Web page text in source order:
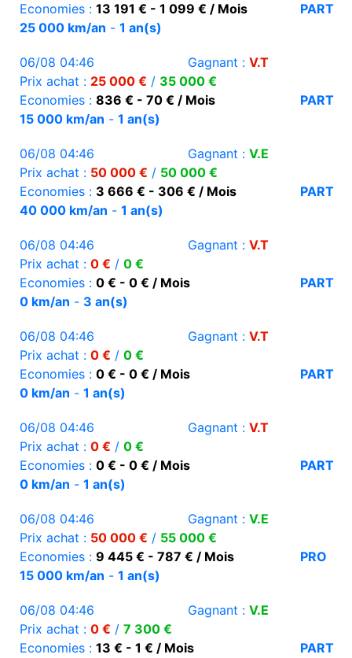
Economies : 13 191 € - 1 099 € / Mois
PART
25 000 km/an - 1 an(s)
06/08 04:46 Gagnant : V.T
Prix achat : 25 000 € / 35 000 €
Economies : 836 € - 70 € / Mois
PART
15 000 km/an - 1 an(s)
06/08 04:46 Gagnant : V.E
Prix achat : 50 000 € / 50 000 €
Economies : 3 666 € - 306 € / Mois
PART
40 000 km/an - 1 an(s)
06/08 04:46 Gagnant : V.T
Prix achat : 0 € / 0 €
Economies : 0 € - 0 € / Mois
PART
0 km/an - 3 an(s)
06/08 04:46 Gagnant : V.T
Prix achat : 0 € / 0 €
Economies : 0 € - 0 € / Mois
PART
0 km/an - 1 an(s)
06/08 04:46 Gagnant : V.T
Prix achat : 0 € / 0 €
Economies : 0 € - 0 € / Mois
PART
0 km/an - 1 an(s)
06/08 04:46 Gagnant : V.E
Prix achat : 50 000 € / 55 000 €
Economies : 9 445 € - 787 € / Mois
PRO
15 000 km/an - 1 an(s)
06/08 04:46 Gagnant : V.E
Prix achat : 0 € / 7 300 €
Economies : 13 € - 1 € / Mois PART